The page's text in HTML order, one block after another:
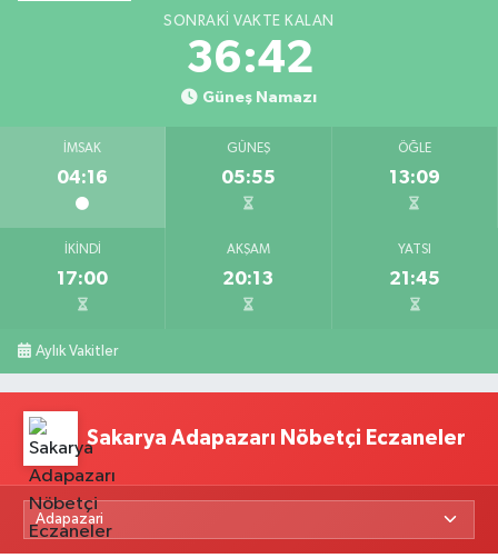
SONRAKI VAKTE KALAN
36:41
Güneş Namazı
İMSAK
04:16
GÜNEŞ
05:55
ÖĞLE
13:09
İKINDI
17:00
AKŞAM
20:13
YATSI
21:45
Aylık Vakitler
Sakarya Adapazarı Nöbetçi Eczaneler